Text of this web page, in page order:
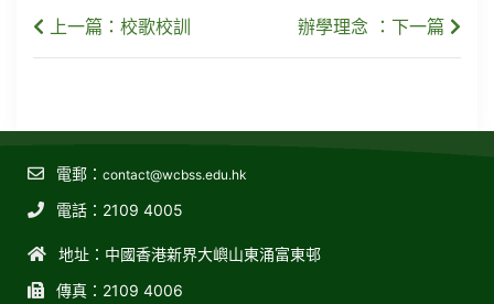
上一篇：校歌校訓 辦學理念 ：下一篇
電郵： contact@wcbss.edu.hk
電話：2109 4005
地址：中國香港新界大嶼山東涌富東邨
傳真：2109 4006